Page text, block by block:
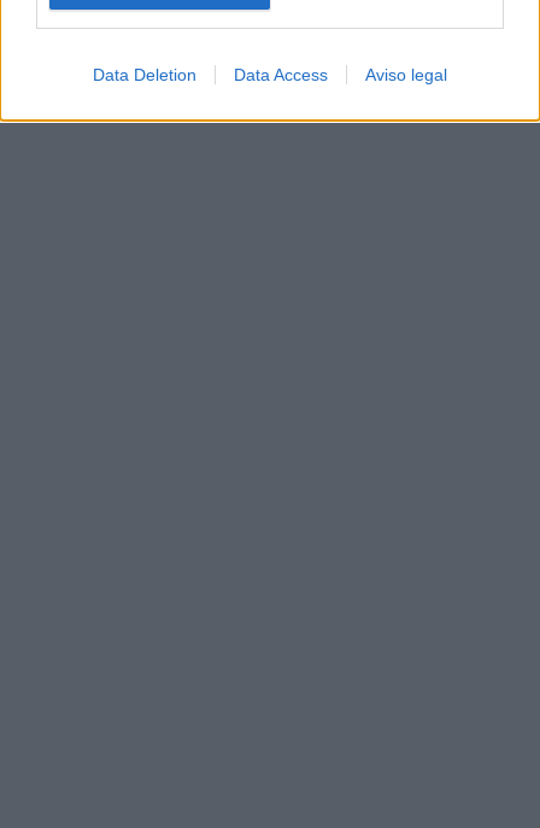
Data Deletion Data Access Aviso legal